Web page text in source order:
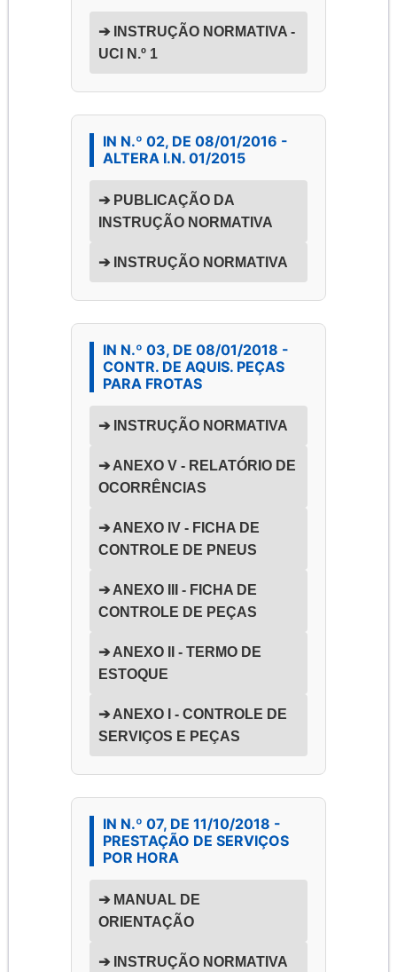
➔ INSTRUÇÃO NORMATIVA -
UCI N.º 1
IN N.º 02, DE 08/01/2016 -
ALTERA I.N. 01/2015
➔ PUBLICAÇÃO DA
INSTRUÇÃO NORMATIVA
➔ INSTRUÇÃO NORMATIVA
IN N.º 03, DE 08/01/2018 -
CONTR. DE AQUIS. PEÇAS
PARA FROTAS
➔ INSTRUÇÃO NORMATIVA
➔ ANEXO V - RELATÓRIO DE
OCORRÊNCIAS
➔ ANEXO IV - FICHA DE
CONTROLE DE PNEUS
➔ ANEXO III - FICHA DE
CONTROLE DE PEÇAS
➔ ANEXO II - TERMO DE
ESTOQUE
➔ ANEXO I - CONTROLE DE
SERVIÇOS E PEÇAS
IN N.º 07, DE 11/10/2018 -
PRESTAÇÃO DE SERVIÇOS
POR HORA
➔ MANUAL DE
ORIENTAÇÃO
➔ INSTRUÇÃO NORMATIVA